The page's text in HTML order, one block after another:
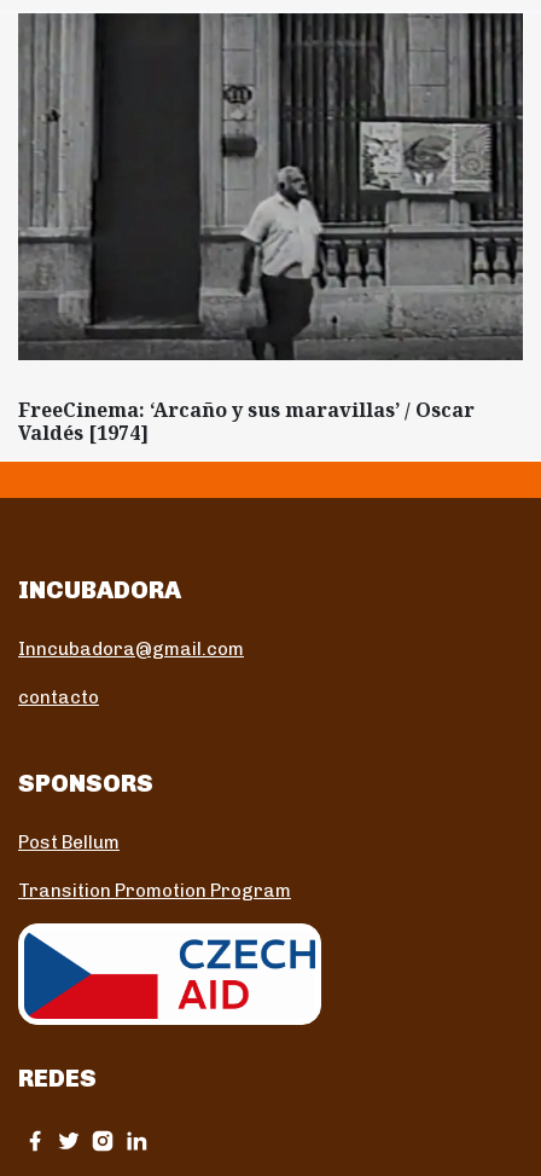
FreeCinema: ‘Arcaño y sus maravillas’ / Oscar
Valdés [1974]
INCUBADORA
Inncubadora@gmail.com
contacto
SPONSORS
Post Bellum
Transition Promotion Program
REDES